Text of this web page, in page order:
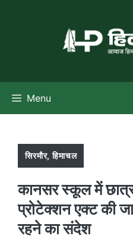
Menu
सिरमौर,हिमाचल
कानसर स्कूल में
प्रोटेक्शन एक्ट की
रहने का संदेश